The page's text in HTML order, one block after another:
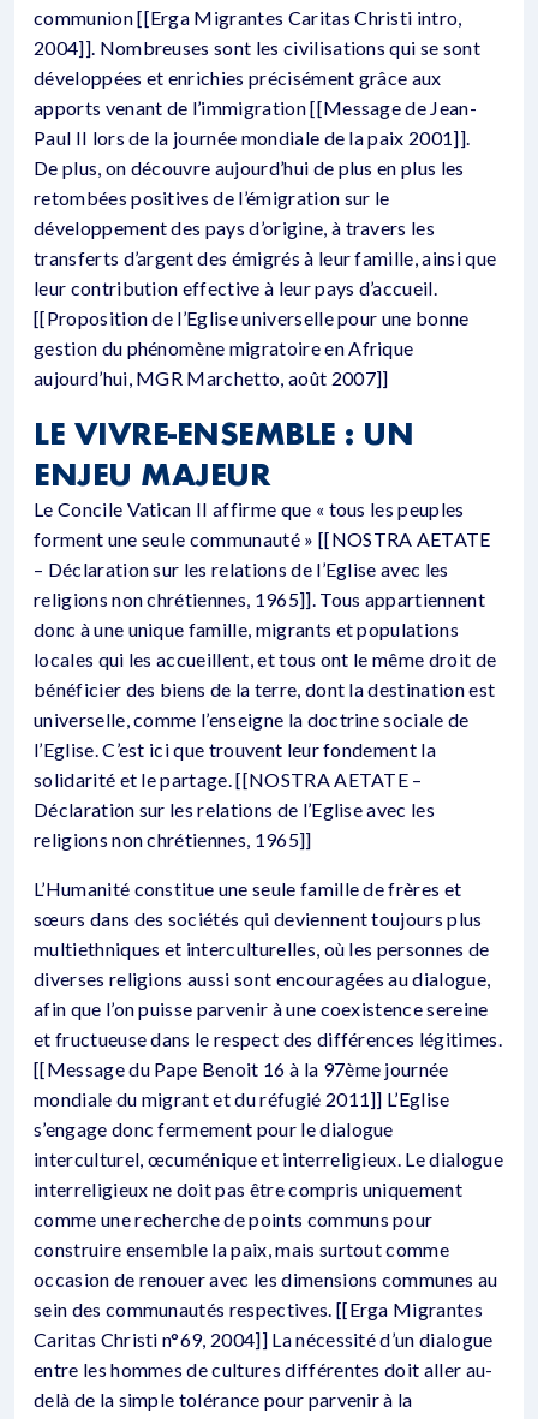
communion [[Erga Migrantes Caritas Christi intro,
2004]]. Nombreuses sont les civilisations qui se sont
développées et enrichies précisément grâce aux
apports venant de l’immigration [[Message de Jean-
Paul II lors de la journée mondiale de la paix 2001]].
De plus, on découvre aujourd’hui de plus en plus les
retombées positives de l’émigration sur le
développement des pays d’origine, à travers les
transferts d’argent des émigrés à leur famille, ainsi que
leur contribution effective à leur pays d’accueil.
[[Proposition de l’Eglise universelle pour une bonne
gestion du phénomène migratoire en Afrique
aujourd’hui, MGR Marchetto, août 2007]]
LE VIVRE-ENSEMBLE : UN
ENJEU MAJEUR
Le Concile Vatican II affirme que « tous les peuples
forment une seule communauté » [[NOSTRA AETATE
– Déclaration sur les relations de l’Eglise avec les
religions non chrétiennes, 1965]]. Tous appartiennent
donc à une unique famille, migrants et populations
locales qui les accueillent, et tous ont le même droit de
bénéficier des biens de la terre, dont la destination est
universelle, comme l’enseigne la doctrine sociale de
l’Eglise. C’est ici que trouvent leur fondement la
solidarité et le partage. [[NOSTRA AETATE –
Déclaration sur les relations de l’Eglise avec les
religions non chrétiennes, 1965]]
L’Humanité constitue une seule famille de frères et
sœurs dans des sociétés qui deviennent toujours plus
multiethniques et interculturelles, où les personnes de
diverses religions aussi sont encouragées au dialogue,
afin que l’on puisse parvenir à une coexistence sereine
et fructueuse dans le respect des différences légitimes.
[[Message du Pape Benoit 16 à la 97ème journée
mondiale du migrant et du réfugié 2011]] L’Eglise
s’engage donc fermement pour le dialogue
interculturel, œcuménique et interreligieux. Le dialogue
interreligieux ne doit pas être compris uniquement
comme une recherche de points communs pour
construire ensemble la paix, mais surtout comme
occasion de renouer avec les dimensions communes au
sein des communautés respectives. [[Erga Migrantes
Caritas Christi n°69, 2004]] La nécessité d’un dialogue
entre les hommes de cultures différentes doit aller au-
delà de la simple tolérance pour parvenir à la